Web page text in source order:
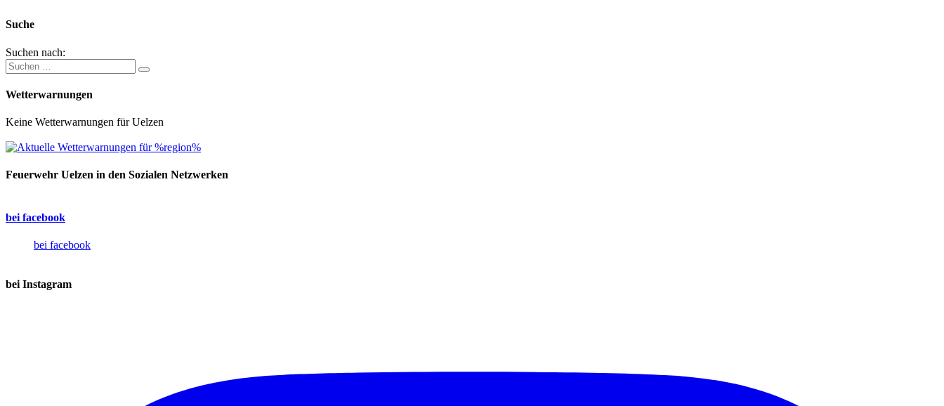
Suche
Suchen nach:
Wetterwarnungen
Keine Wetterwarnungen für Uelzen
Feuerwehr Uelzen in den Sozialen Netzwerken
bei facebook
bei facebook
bei Instagram